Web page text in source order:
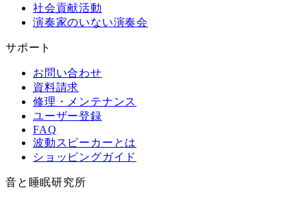
社会貢献活動
演奏家のいない演奏会
サポート
お問い合わせ
資料請求
修理・メンテナンス
ユーザー登録
FAQ
波動スピーカーとは
ショッピングガイド
音と睡眠研究所